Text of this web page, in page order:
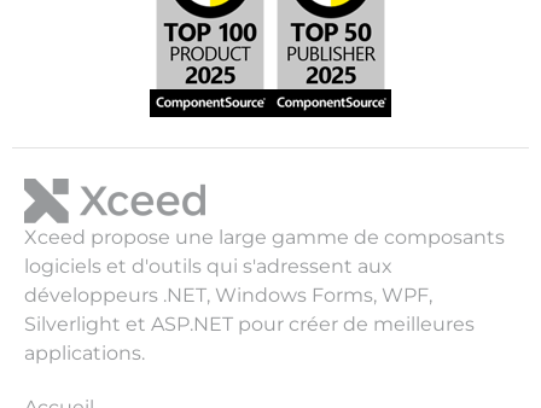
Xceed propose une large gamme de composants
logiciels et d'outils qui s'adressent aux
développeurs .NET, Windows Forms, WPF,
Silverlight et ASP.NET pour créer de meilleures
applications.